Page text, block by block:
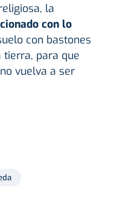
la
con lo
con bastones
para que
vuelva a ser